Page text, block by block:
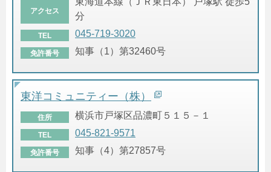
アクセス
分
TEL 045-719-3020
免許番号 知事（1）第32460号
東洋コミュニティー（株）
住所 横浜市戸塚区品濃町５１５－１
TEL 045-821-9571
免許番号 知事（4）第27857号